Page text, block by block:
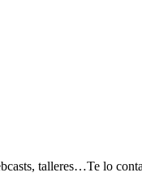
talleres…Te lo